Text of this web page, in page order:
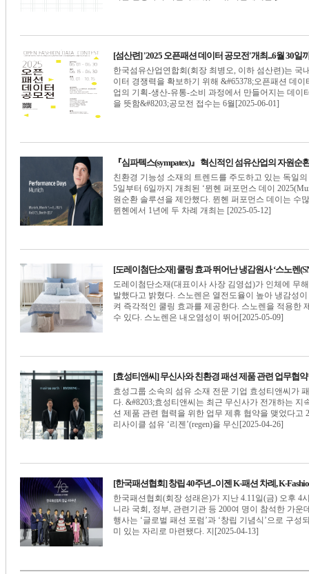
[섬산련] '2025 오픈패션 데이터 공모전'개최...6월 30일
한국섬유산업연합회(회장 최병오, 이하 섬산련)는 국
이터 경쟁력을 확보하기 위해 &#65378;오픈패션 데
업의 기획-생산-유통-소비 과정에서 만들어지는 데
을 뜻함&#8203;공모전 접수는 6월[2025-06-01]
『심파텍스(sympatex)』 혁신적인 섬유산업의 자원순
친환경 기능성 소재의 트렌드를 주도하고 있는 독일의
5일부터 6일까지 개최된 ‘뮌헨 퍼포먼스 데이
원순환 솔루션을 제안했다. 뮌헨 퍼포먼스 데이는 수
뮌헨에서 1년에 두 차례 개최는 [2025-05-12]
[도레이첨단소재] 쿨링 효과 뛰어난 냉감원사 ‘스노렌
도레이첨단소재(대표이사 사장 김영섭)가 인체에 무
발했다고 밝혔다. 스노렌은 열전도율이 높아 냉감성
켜 즉각적인 쿨링 효과를 제공한다. 스노렌을 적용한
수 있다. 스노렌은 내오염성이 뛰어[2025-05-09]
[효성티앤씨] 무신사와 친환경 패션 제품 관련 업무협
효성그룹 소속의 섬유 소재 전문 기업 효성티앤씨가
다. &#8203;효성티앤씨는 최근 무신사가 전개하는
션 제품 관련 협력을 위한 업무 제휴 협약을 맺었다고
리사이클 섬유 ‘리젠’(regen)을 무신[2025-04-26]
[한국패션협회] 창립 40주년...이젠 K-패션 차례, K-
한국패션협회(회장 성래은)가 지난 4.11일(금) 오후
니라 국회, 정부, 관련기관 등 200여 명이 참석한 가
행사는 ‘글로벌 패션 포럼’과 ‘창립 기념식’으로 구
미 있는 자리로 마련됐다. 지[2025-04-13]